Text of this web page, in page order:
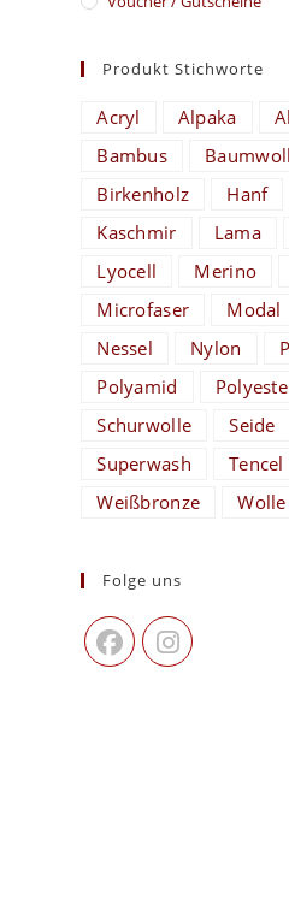
Produkt Stichworte
Acryl Alpaka
Bambus
Birkenholz
Hanf
Kaschmir
Lama
Lyocell
Merino
Microfaser
Modal
Nessel
Nylon
Polyamid
Schurwolle
Seide
Superwash
Tencel
Weißbronze
Wolle
Folge uns